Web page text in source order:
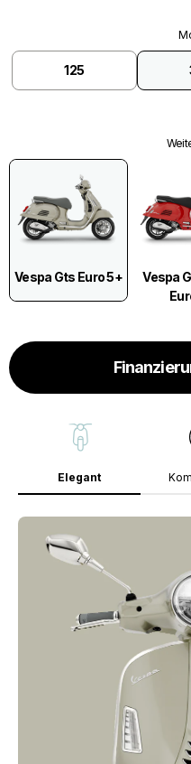
125
Vespa Gts Euro 5+
Vespa
Elegant